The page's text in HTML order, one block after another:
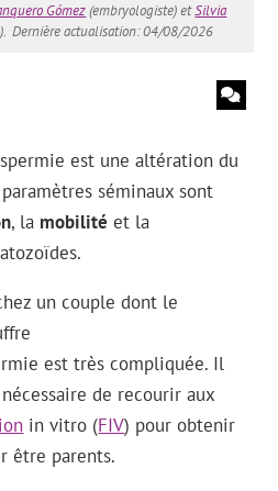
Gómez(embryologiste) etSilvia
Dernière actualisation: 04/08/2026
est une altération du
séminaux sont
, la mobilité et la
un couple dont le
est très compliquée. Il
de recourir aux
in vitro (FIV) pour obtenir
être parents.